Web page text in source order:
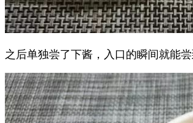
之后单独尝了下酱，入口的瞬间就能